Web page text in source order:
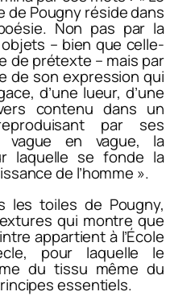
de Pougny réside dans
Non pas par la
– bien que celle-
de prétexte – mais par
de son expression qui
d’une lueur, d’une
contenu dans un
par ses
vague en vague, la
laquelle se fonde la
de l’homme ».
les toiles de Pougny,
qui montre que
appartient à l’École
pour laquelle le
du tissu même du
essentiels.